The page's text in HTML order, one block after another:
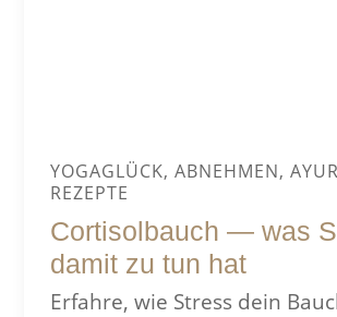
YOGAGLÜCK, ABNEHMEN,
REZEPTE
Cortisolbauch — was
damit zu tun hat
Erfahre, wie Stress dein